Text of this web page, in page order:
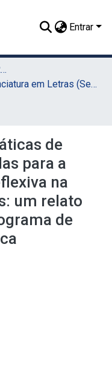
Entrar
01. Universidade Federal Rural de Pernambuco - UFRPE (Sede)
Licenciatura em Letras (Sede)
de
para a
na
um relato
de